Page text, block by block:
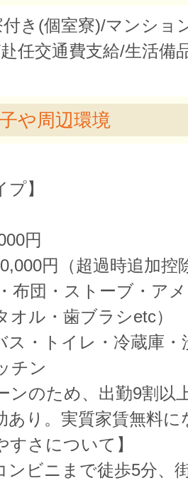
き(個室寮)/マンショ
任交通費支給/生活備
や周辺環境
プ】
円
円（超過時追加控
布団・ストーブ・ア
オル・歯ブラシetc）
ス・トイレ・冷蔵庫・
チン
のため、出勤9割以
あり。実質家賃無料
すさについて】
ンビニまで徒歩5分、